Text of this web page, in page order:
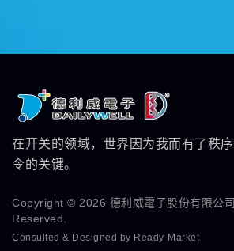
在开关的领域，世界因为我而有了秩
令的关键。
Copyright © 2026 德利威電子股份有限公司
Reserved.
Consulted & Designed by Ready-Market